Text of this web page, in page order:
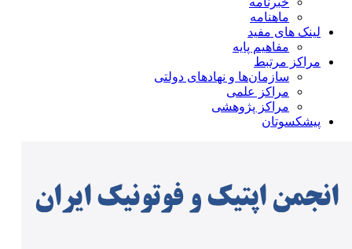
ماهنامه
لینک های مفید
مفاهیم پایه
مراکز مرتبط
سازمان‌ها و نهادهای دولتی
مراکز علمی
مراکز پژوهشی
پیشکسوتان